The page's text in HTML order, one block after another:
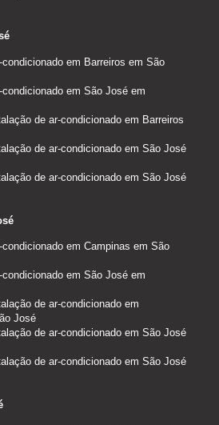
em Barreiros em São
em São José em
de ar-condicionado em Barreiros
de ar-condicionado em São José
de ar-condicionado em São José
condicionado em Campinas em São
condicionado em São José em
de ar-condicionado em
José
de ar-condicionado em São José
de ar-condicionado em São José